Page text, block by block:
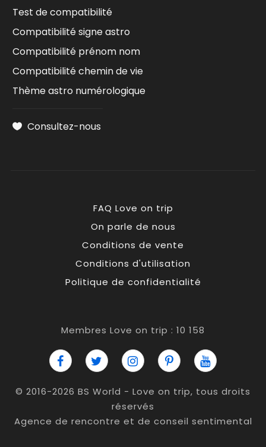
Test de compatibilité
Compatibilité signe astro
Compatibilité prénom nom
Compatibilité chemin de vie
Thème astro numérologique
Consultez-nous
FAQ Love on trip
On parle de nous
Conditions de vente
Conditions d'utilisation
Politique de confidentialité
Membres Love on trip : 10 158
© 2016-2026 BS World - Love on trip, tous droits
réservés
Agence de rencontre et de conseil sentimental